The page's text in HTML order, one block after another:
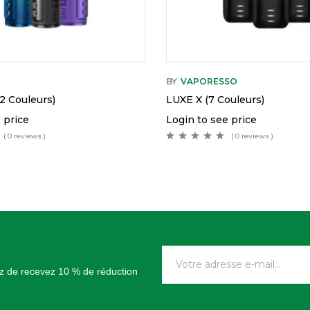
Couleurs)
price
( 0 reviews )
BY VAPORESSO
LUXE X (7 Couleurs)
Login to see price
( 0 reviews )
de recevez 10 % de réduction